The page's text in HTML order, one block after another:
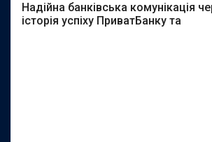
Надійна банківська комунікація
історія успіху ПриватБанку та